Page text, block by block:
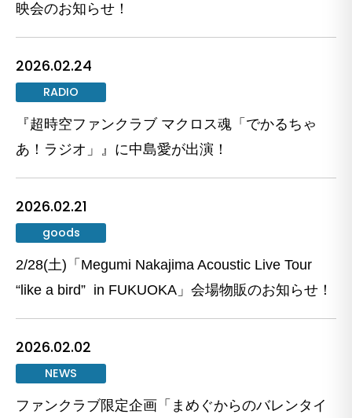
映会のお知らせ！
2026.02.24
RADIO
『超時空ファンクラブ マクロス魂「でかるちゃ
あ！ラジオ」』に中島愛が出演！
2026.02.21
goods
2/28(土)「Megumi Nakajima Acoustic Live Tour
“like a bird” in FUKUOKA」会場物販のお知らせ！
2026.02.02
NEWS
ファンクラブ限定企画「まめぐからのバレンタイ